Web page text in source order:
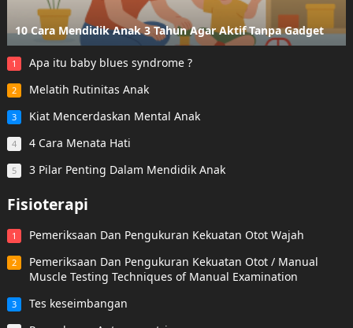
10 Cara Mendidik Anak 3 Tahun Agar Aktif Tanpa Gadget
1 Apa itu baby blues syndrome ?
2 Melatih Rutinitas Anak
3 Kiat Mencerdaskan Mental Anak
4 4 Cara Menata Hati
5 3 Pilar Penting Dalam Mendidik Anak
Fisioterapi
1 Pemeriksaan Dan Pengukuran Kekuatan Otot Wajah
2
Pemeriksaan Dan Pengukuran Kekuatan Otot / Manual
Muscle Testing Techniques of Manual Examination
3 Tes keseimbangan